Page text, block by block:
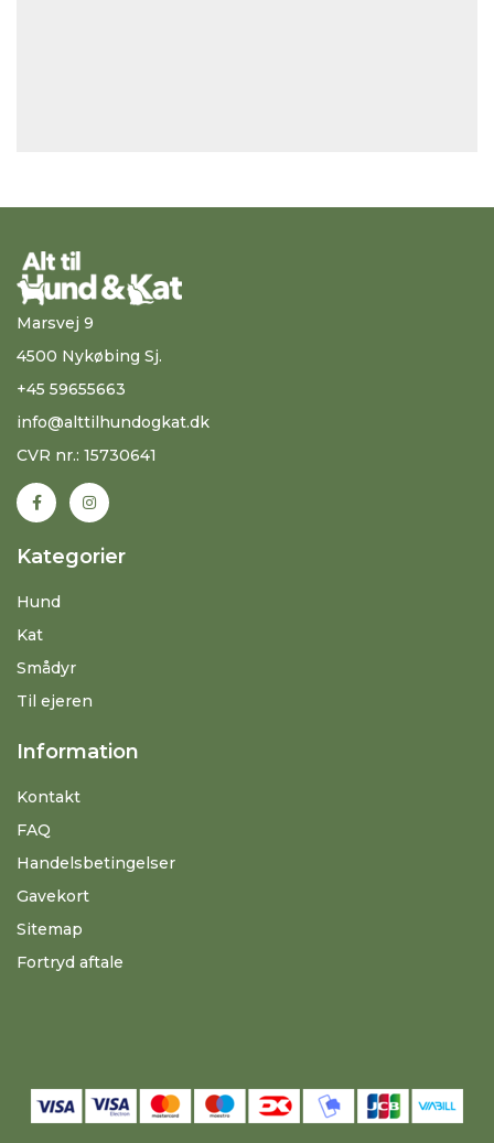
Marsvej 9
4500 Nykøbing Sj.
+45 59655663
info@alttilhundogkat.dk
CVR nr.: 15730641
Kategorier
Hund
Kat
Smådyr
Til ejeren
Information
Kontakt
FAQ
Handelsbetingelser
Gavekort
Sitemap
Fortryd aftale